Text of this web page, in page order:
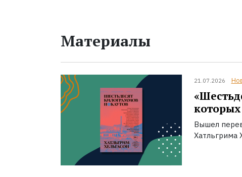
Материалы
21.07.2026
которых
Вышел
Хатльгрима